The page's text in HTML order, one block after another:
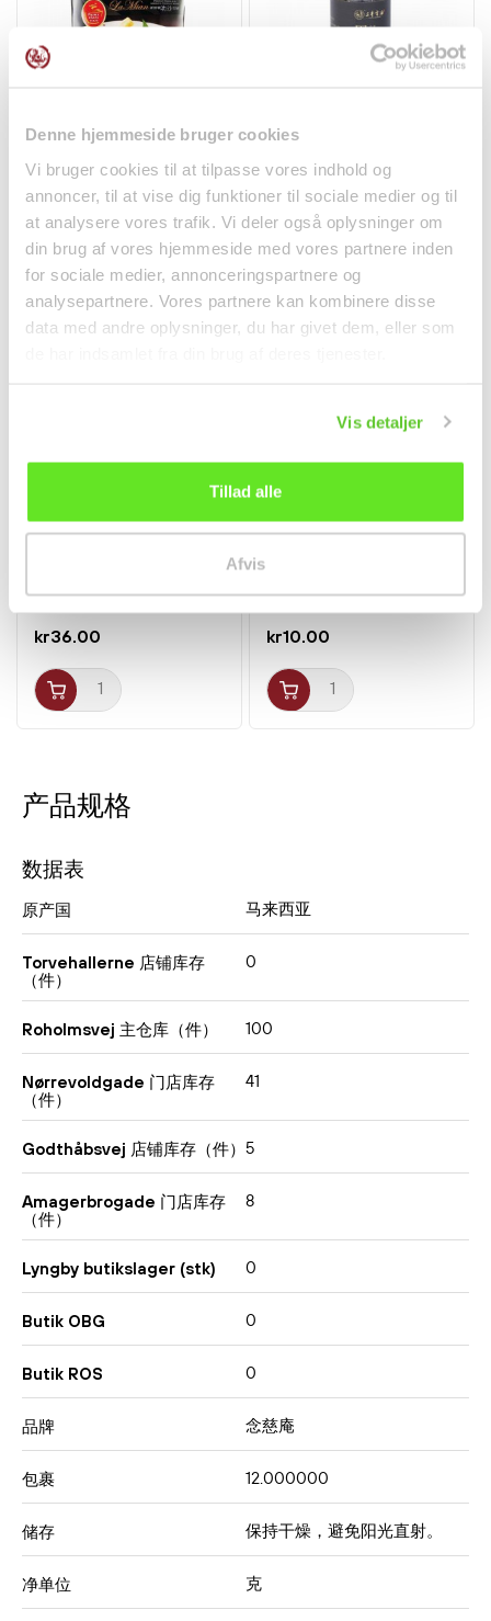
Denne hjemmeside bruger cookies
Vi bruger cookies til at tilpasse vores indhold og
annoncer, til at vise dig funktioner til sociale medier og til
at analysere vores trafik. Vi deler også oplysninger om
din brug af vores hjemmeside med vores partnere inden
for sociale medier, annonceringspartnere og
analysepartnere. Vores partnere kan kombinere disse
data med andre oplysninger, du har givet dem, eller som
Vis detaljer
Tillad alle
Afvis
产品规格
数据表
原产国 马来西亚
Torvehallerne 店铺库存
（件）
0
Roholmsvej 主仓库（件） 100
Nørrevoldgade 门店库存
（件）
41
Godthåbsvej 店铺库存（件） 5
Amagerbrogade 门店库存
（件）
8
Lyngby butikslager (stk) 0
Butik OBG 0
Butik ROS 0
品牌 念慈庵
包裹 12.000000
储存 保持干燥，避免阳光直射。
净单位 克
Laksa La Mian 144g
Prima taste
面条
kr38.00
Sorte Sesamfrø ristede
130g Sanfeng
干货
kr40.00
面条
kr36.00
面条
kr10.00